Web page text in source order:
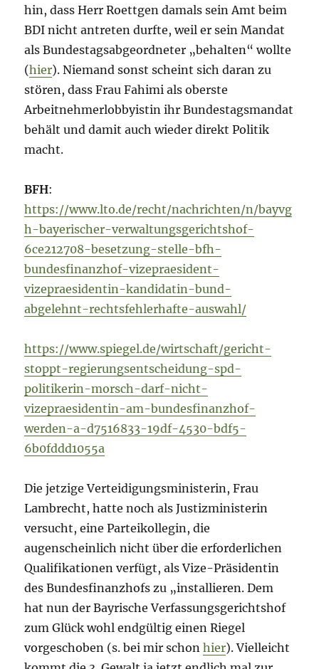
hin, dass Herr Roettgen damals sein Amt beim
BDI nicht antreten durfte, weil er sein Mandat
als Bundestagsabgeordneter „behalten“ wollte
(hier). Niemand sonst scheint sich daran zu
stören, dass Frau Fahimi als oberste
Arbeitnehmerlobbyistin ihr Bundestagsmandat
behält und damit auch wieder direkt Politik
macht.
BFH:
https://www.lto.de/recht/nachrichten/n/bayvg
h-bayerischer-verwaltungsgerichtshof-
6ce212708-besetzung-stelle-bfh-
bundesfinanzhof-vizepraesident-
vizepraesidentin-kandidatin-bund-
abgelehnt-rechtsfehlerhafte-auswahl/
https://www.spiegel.de/wirtschaft/gericht-
stoppt-regierungsentscheidung-spd-
politikerin-morsch-darf-nicht-
vizepraesidentin-am-bundesfinanzhof-
werden-a-d7516833-19df-4530-bdf5-
6b0fddd1055a
Die jetzige Verteidigungsministerin, Frau
Lambrecht, hatte noch als Justizministerin
versucht, eine Parteikollegin, die
augenscheinlich nicht über die erforderlichen
Qualifikationen verfügt, als Vize-Präsidentin
des Bundesfinanzhofs zu „installieren. Dem
hat nun der Bayrische Verfassungsgerichtshof
zum Glück wohl endgültig einen Riegel
vorgeschoben (s. bei mir schonhier). Vielleicht